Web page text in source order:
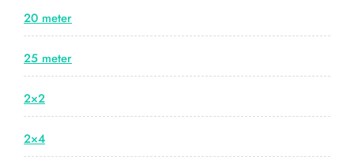
20 meter
25 meter
2×2
2×4